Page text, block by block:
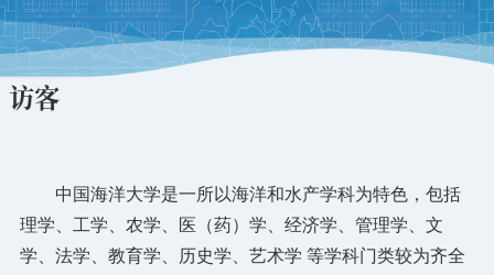
教育教学
科学研究
图书档案
访客
中国海洋大学是一所以海洋和水产学科为特色，包括
理学、工学、农学、医（药）学、经济学、管理学、文
学、法学、教育学、历史学、艺术学 等学科门类较为齐全